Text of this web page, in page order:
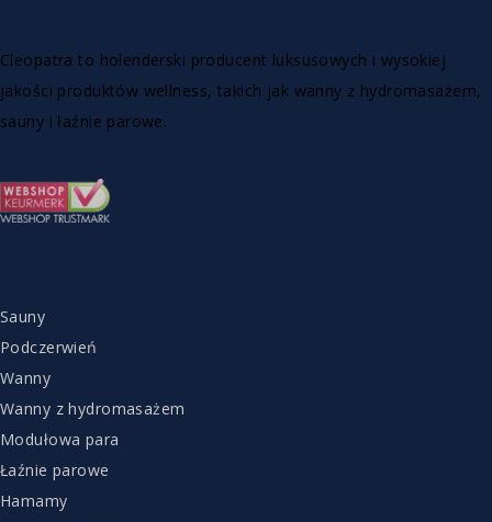
Cleopatra to holenderski producent luksusowych i wysokiej
jakości produktów wellness, takich jak wanny z hydromasażem,
sauny i łaźnie parowe.
Sauny
Podczerwień
Wanny
Wanny z hydromasażem
Modułowa para
Łaźnie parowe
Hamamy